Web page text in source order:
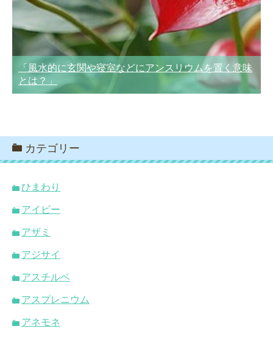
「風水的に玄関や寝室などにアンスリウムを置く意味
とは？」
カテゴリー
ひまわり
アイビー
アザミ
アジサイ
アスチルベ
アスプレニウム
アネモネ